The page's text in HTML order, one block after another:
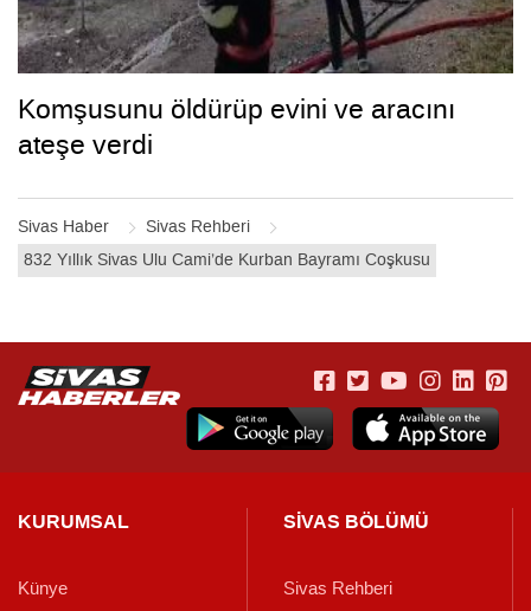
Sivas Haber
Sivas Rehberi
832 Yıllık Sivas Ulu Cami’de Kurban Bayramı Coşkusu
Komşusunu öldürüp evini ve aracını
ateşe verdi
KURUMSAL
Künye
SİVAS BÖLÜMÜ
Sivas Rehberi